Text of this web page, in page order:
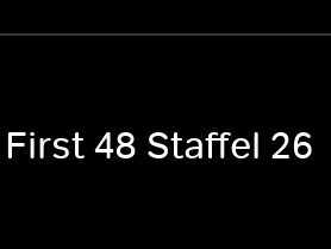
48 Staffel 26